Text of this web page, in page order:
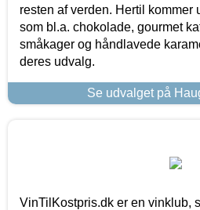
resten af verden. Hertil kommer
som bl.a. chokolade, gourmet
småkager og håndlavede
deres udvalg.
Se udvalget på
VinTilKostpris.dk er en vinklub,